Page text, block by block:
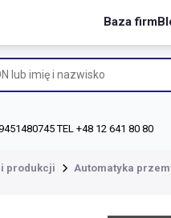
Baza firm
TEL +48 12 641 80 80
produkcji Automatyka